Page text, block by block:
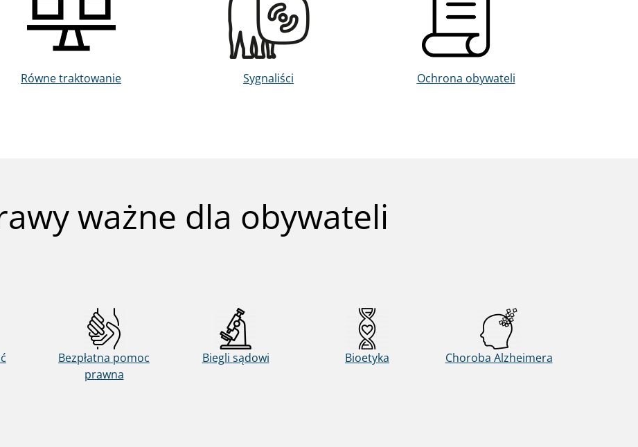
Równe traktowanie Sygnaliści Ochrona obywateli
ważne dla obywateli
Bezpłatna pomoc
prawna
Biegli sądowi Bioetyka Choroba Alzheimera